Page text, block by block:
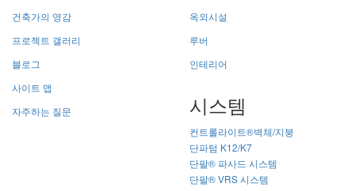
건축가의 영감
프로젝트 갤러리
블로그
사이트 맵
자주하는 질문
옥외시설
루버
인테리어
시스템
컨트롤라이트®벽체/지붕
단파텀 K12/K7
단팔® 파사드 시스템
단팔® VRS 시스템